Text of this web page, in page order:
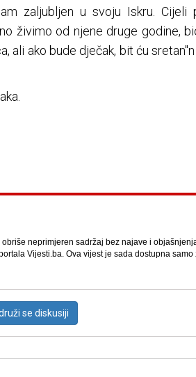
zaljubljen u svoju Iskru. Cijeli
živimo od njene druge godine,
ali ako bude dječak, bit ću
neprimjeren sadržaj bez najave i
Vijesti.ba. Ova vijest je sada dostupna samo
se diskusiji